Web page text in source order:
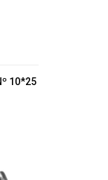
10*25